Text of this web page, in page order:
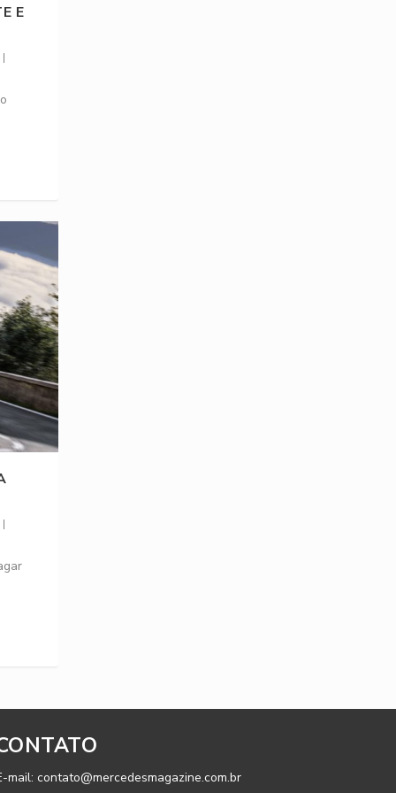
E
|
|
mail: contato@mercedesmagazine.com.br